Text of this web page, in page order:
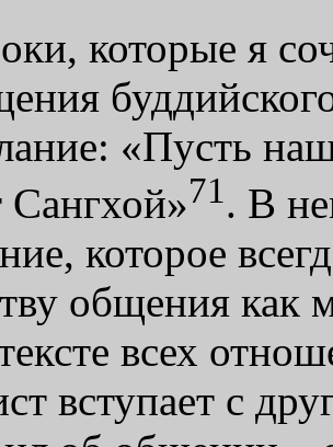
которые я
«Пусть
Сангхой»71. В
которое
общения как
всех
вступает с